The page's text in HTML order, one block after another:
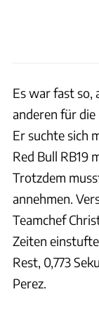
Es war fast so,
anderen für
Er suchte sich
Red Bull RB19
Trotzdem
annehmen.
Teamchef
Zeiten
Rest, 0,773
Perez.